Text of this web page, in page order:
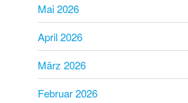
Mai 2026
April 2026
März 2026
Februar 2026